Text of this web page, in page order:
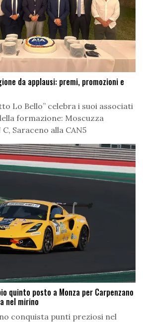
da applausi: premi, promozioni e
Lo Bello” celebra i suoi associati
formazione: Moscuzza
Saraceno alla CAN5
quinto posto a Monza per Carpenzano
nel mirino
conquista punti preziosi nel